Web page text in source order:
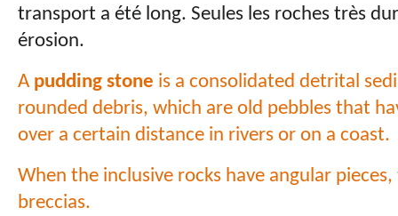
transport a été long. Seules les roches très
érosion.
A pudding stone is a consolidated detrital
rounded debris, which are old pebbles that
over a certain distance in rivers or on a coast.
When the inclusive rocks have angular
breccias.